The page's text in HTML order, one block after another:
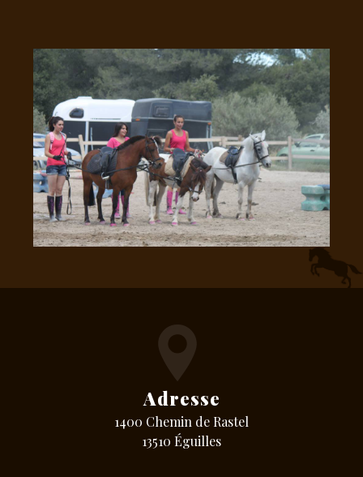
Adresse
1400 Chemin de Rastel
13510 Éguilles